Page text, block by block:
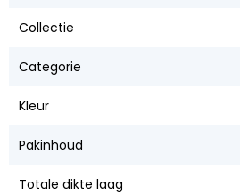
Collectie
Categorie
Kleur
Pakinhoud
Totale dikte laag